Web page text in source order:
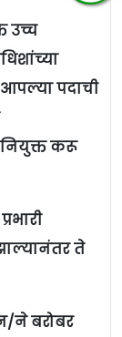
उच्च
पदाची
नियुक्त करू
ते
ने बरोबर